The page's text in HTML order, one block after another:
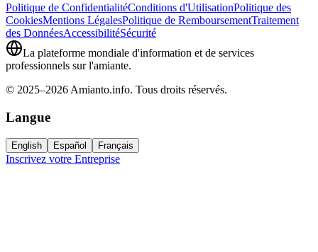
Politique de ConfidentialitéConditions d'UtilisationPolitique des
CookiesMentions LégalesPolitique de RemboursementTraitement
des DonnéesAccessibilitéSécurité
La plateforme mondiale d'information et de services
professionnels sur l'amiante.
© 2025–2026 Amianto.info. Tous droits réservés.
Langue
English Español Français
Inscrivez votre Entreprise